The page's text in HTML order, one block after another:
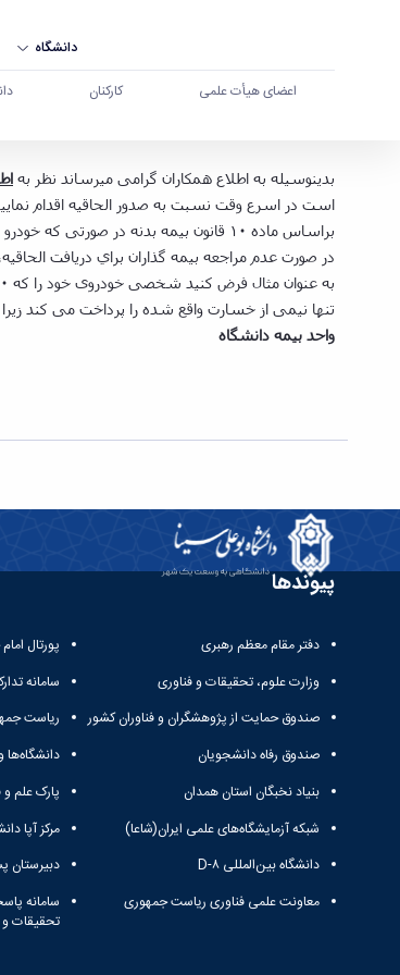
دانشگاه
اعضای هیأت علمی کارکنان
الحاقیه فوری بیمه بدنه خودرو -
بدینوسیله به اطلاع همکاران گرامی میرساند نظر به
است در اسرع وقت نسبت به صدور الحاقیه اقدام
براساس ماده ۱۰ قانون بیمه بدنه در صورتی که خودرو کمتر از قیمت واقعی خود بیمه شده باشد،
در صورت عدم مراجعه بيمه گذاران براي دريافت الحاقيه، هنگام
تنها نیمی از خسارت واقع شده را پرداخت می کند
واحد بیمه دانشگاه
پیوندها
دفتر مقام معظم رهبری
وزارت علوم، تحقیقات و فناوری
صندوق حمایت از پژوهشگران و فناوران کشور
صندوق رفاه دانشجویان
بنیاد نخبگان استان همدان
شبکه آزمایشگاه‌های علمی ایران(شاعا)
دانشگاه بین‌المللی D-۸
معاونت علمی فناوری ریاست جمهوری
پورتال
سامانه
ریاست
پارک علم
مرکز آپا
دبیرستان
سامانه
تحقیقات و